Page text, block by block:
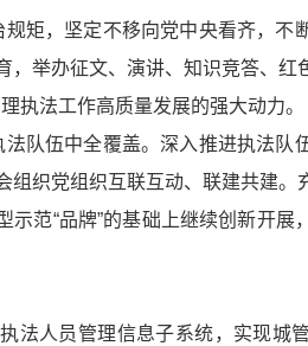
矩，坚定不移向党中央看齐，不
，举办征文、演讲、知识竞答、
执法工作高质量发展的强大动力。
队伍中全覆盖。深入推进执法队
组织党组织互联互动、联建共建。
示范“品牌”的基础上继续创新开
法人员管理信息子系统，实现城